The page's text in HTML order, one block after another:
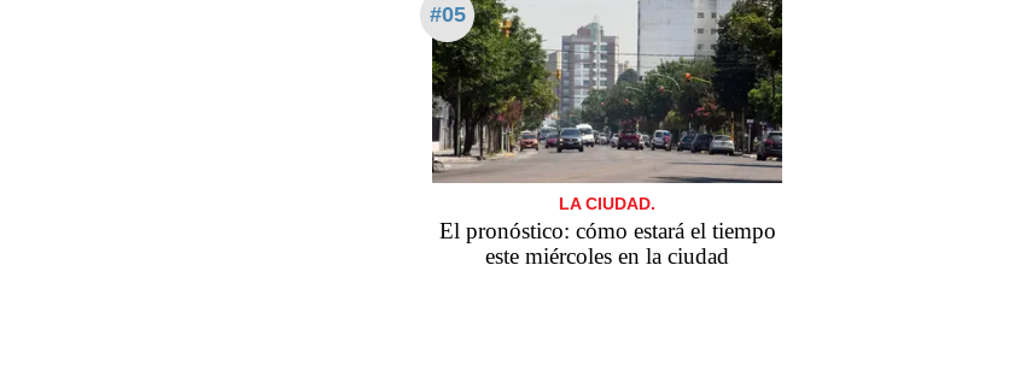
#05
LA CIUDAD.
El pronóstico: cómo estará el tiempo
este miércoles en la ciudad